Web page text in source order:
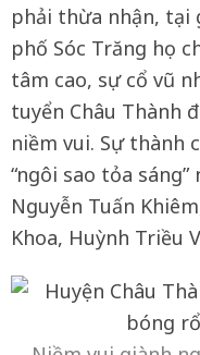
phải thừa nhận, tại
phố Sóc Trăng họ
tâm cao, sự cổ vũ
tuyển Châu Thành
niềm vui. Sự thành
“ngôi sao tỏa
Nguyễn Tuấn
Khoa, Huỳnh Triều